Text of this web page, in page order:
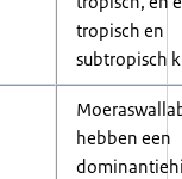
tropisch en
subtropisch
hebben een